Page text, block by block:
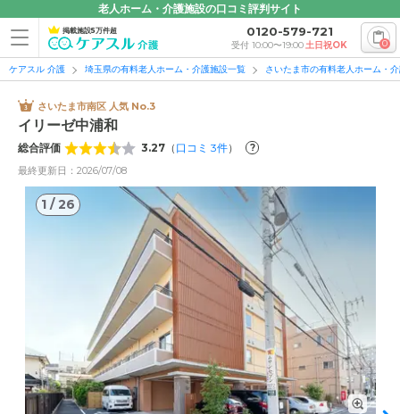
老人ホーム・介護施設の口コミ評判サイト
掲載施設5万件超 0120-579-721
受付 10:00〜19:00土日祝OK 0
ケアスル 介護 埼玉県の有料老人ホーム・介護施設一覧 さいたま市の有料老人ホーム・
さいたま市南区 人気 No.3
イリーゼ中浦和
総合評価 3.27 （ 口コミ 3件） ?
最終更新日：2026/07/08
1 /26
1/26